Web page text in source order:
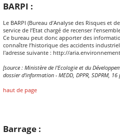
BARPI :
Le BARPI (Bureau d’Analyse des Risques et
service de l’Etat chargé de recenser
Ce bureau peut donc apporter des
connaître l’historique des accidents
l'adresse suivante : http://
[source : Ministère de l'Ecologie et du
dossier d'information - MEDD, DPPR, SDPRM, 16
haut de page
Barrage :